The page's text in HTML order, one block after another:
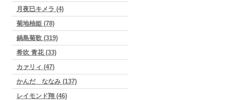
月夜巳キメラ (4)
菊地柚姫 (78)
鍋島菊歌 (319)
希吹 青花 (33)
カァリィ (47)
かんだ ななみ (137)
レイモンド翔 (46)